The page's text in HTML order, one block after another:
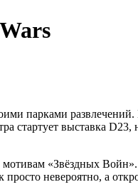
парками
стартует выставка
«Звёздных
невероятно, а